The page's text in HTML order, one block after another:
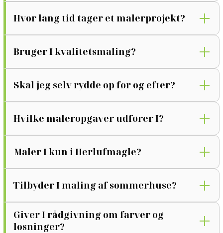
Hvor lang tid tager et malerprojekt?
Bruger I kvalitetsmaling?
Skal jeg selv rydde op før og efter?
Hvilke maleropgaver udfører I?
Maler I kun i Herlufmagle?
Tilbyder I maling af sommerhuse?
Giver I rådgivning om farver og
løsninger?